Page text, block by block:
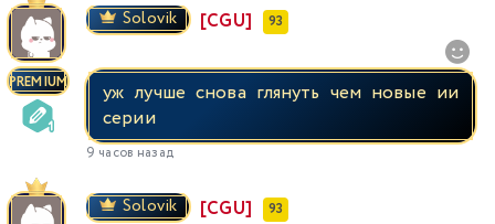
PREMIUM
Solovik [CGU] 93
уж лучше снова глянуть чем новые ии
серии
9 часов назад
Solovik [CGU] 93